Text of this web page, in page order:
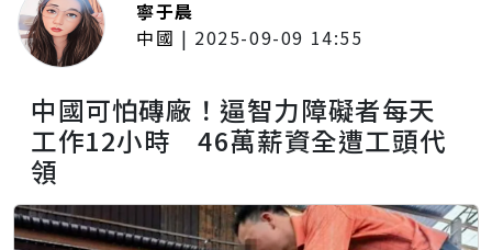
寧于晨
中國 | 2025-09-09 14:55
中國可怕磚廠！逼智力障礙者每天
工作12小時 46萬薪資全遭工頭代
領